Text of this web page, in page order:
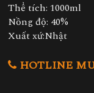
Thể tích: 1000ml
Nồng độ: 40%
Xuất xứ:Nhật
HOTLINE